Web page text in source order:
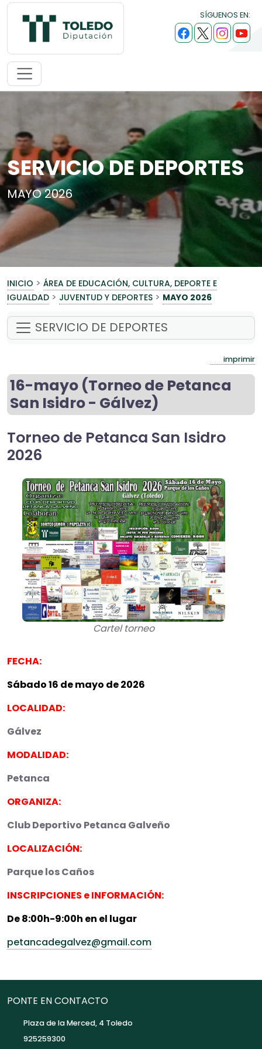
SÍGUENOS EN:
SERVICIO DE DEPORTES
MAYO 2026
INICIO > ÁREA DE EDUCACIÓN, CULTURA, DEPORTE E
IGUALDAD > JUVENTUD Y DEPORTES > MAYO 2026
SERVICIO DE DEPORTES
imprimir
16-mayo (Torneo de Petanca
San Isidro - Gálvez)
Torneo de Petanca San Isidro
2026
Cartel torneo
FECHA:
Sábado 16 de mayo de 2026
LOCALIDAD:
Gálvez
MODALIDAD:
Petanca
ORGANIZA:
Club Deportivo Petanca Galveño
LOCALIZACIÓN:
Parque los Caños
INSCRIPCIONES e INFORMACIÓN:
De 8:00h-9:00h en el lugar
petancadegalvez@gmail.com
PONTE EN CONTACTO
Plaza de la Merced, 4 Toledo
925259300